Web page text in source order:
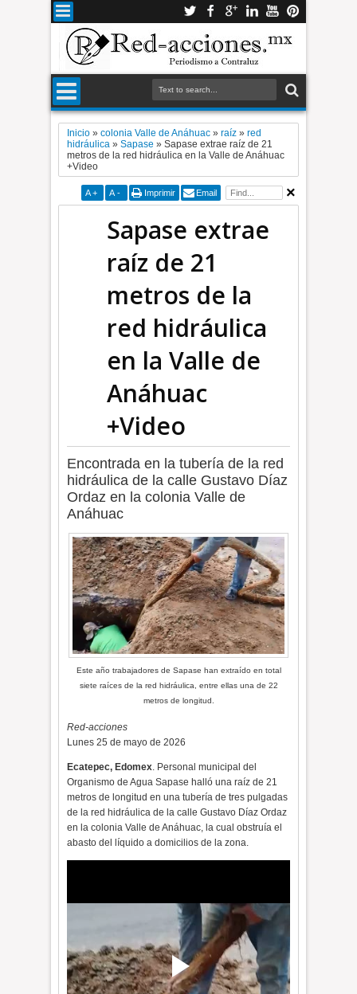
Inicio »colonia Valle de Anáhuac »raíz »red
hidráulica »Sapase »Sapase extrae raíz de 21
metros de la red hidráulica en la Valle de Anáhuac
+Video
A + A - Imprimir Email
Sapase extrae
raíz de 21
metros de la
red hidráulica
en la Valle de
Anáhuac
+Video
Encontrada en la tubería de la red
hidráulica de la calle Gustavo Díaz
Ordaz en la colonia Valle de
Anáhuac
Este año trabajadores de Sapase han extraído en total
siete raíces de la red hidráulica, entre ellas una de 22
metros de longitud.
Red-acciones
Lunes 25 de mayo de 2026
Ecatepec, Edomex. Personal municipal del
Organismo de Agua Sapase halló una raíz de 21
metros de longitud en una tubería de tres pulgadas
de la red hidráulica de la calle Gustavo Díaz Ordaz
en la colonia Valle de Anáhuac, la cual obstruía el
abasto del líquido a domicilios de la zona.